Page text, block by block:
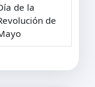
de la
de